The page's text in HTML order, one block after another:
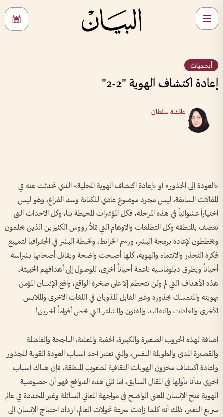
أبجديات
إعادة اكتشاف الهوية "2-2"
عائشة سلطان
«العودة إلى الجذور» أو «إعادة اكتشاف الهوية المحلية» الذي تحدثت عنه في
المقالات السابقة، ليس مجرد موضوع عادي للكتابة وسد الفراغ، وهو ليس
اختياراً عشوائياً في هذه المرحلة، فكل المؤشرات المحيطة بنا، وكل الأحداث التي
تعصف بالمنطقة وكل التطلعات والأوهام التي تملأ رؤوس الكثيرين الذين يحلمون
ويخططون لإعادة برمجة البشر، ورسم الخرائط، ولخبطة البشر في الجغرافيا لتمييع
فكرة التجذر والانتماء والهوية، كلها أصبحت واضحة ويقاتل أصحابها بشراسة
أحياناً وبطرق دبلوماسية ناعمة أحياناً أخرى، للوصول إلى أهدافهم الخبيثة،
هذه الأهداف التي لم ولن تتحطم إلا على صخرة الواقع، واقع الإنسان المؤمن
بهويته والمتمسك بجذوره وغير القابل للذوبان في اللغات الأخرى والملابس
الأخرى والعادات والتقاليد والفنون والمشاعر التي تخص أقواماً آخرين!
إضافة لهذه الحروب الصغيرة والكبيرة، الخفية والمعلنة، الناجحة والفاشلة
والقصيرة المدى والطويلة النفس، والتي تعتبر أحد أسباب العودة القوية للجذور
وإعادة اكتشاف مخزون الهويات الثقافية لشعوب المنطقة، فإن هناك أسباب
أخرى بدأنا بأولها في المقال السابق، أما ثاني هذه الدوافع فهو أن خصوصية
الهوية تمنح الإنسان المعنى الواضح في مواجهة المعاني السائلة وغير المحددة في عالم
سريع التغير، ذلك أنه كلما زادت سرعة تحولات العالم، ازداد احتياج الإنسان إلى